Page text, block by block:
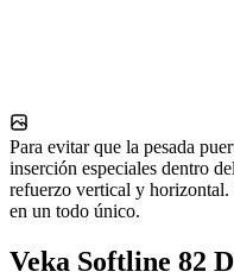
Para evitar que la pesada
inserción especiales dentro
refuerzo vertical y horizontal.
en un todo único.
Veka Softline 82